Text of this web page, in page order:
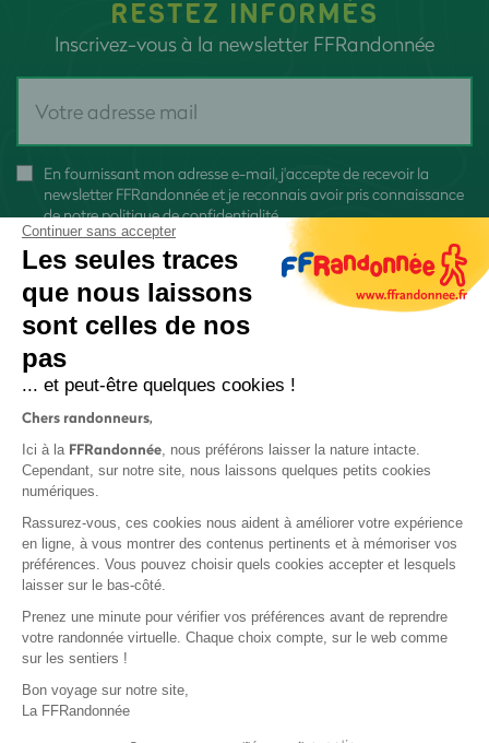
RESTEZ INFORMÉS
Inscrivez-vous à la newsletter FFRandonnée
En fournissant mon adresse e-mail, j'accepte de recevoir la
newsletter FFRandonnée et je reconnais avoir pris connaissance
denotre politique de confidentialité
Protection des données
Politique de confidentialité
Continuer sans accepter
Les seules traces
que nous laissons
sont celles de nos
pas
... et peut-être quelques cookies !
Chers randonneurs,
Ici à la FFRandonnée, nous préférons laisser la nature intacte.
Cependant, sur notre site, nous laissons quelques petits cookies
numériques.
Rassurez-vous, ces cookies nous aident à améliorer votre expérience
en ligne, à vous montrer des contenus pertinents et à mémoriser vos
préférences. Vous pouvez choisir quels cookies accepter et lesquels
laisser sur le bas-côté.
Prenez une minute pour vérifier vos préférences avant de reprendre
votre randonnée virtuelle. Chaque choix compte, sur le web comme
sur les sentiers !
Bon voyage sur notre site,
La FFRandonnée